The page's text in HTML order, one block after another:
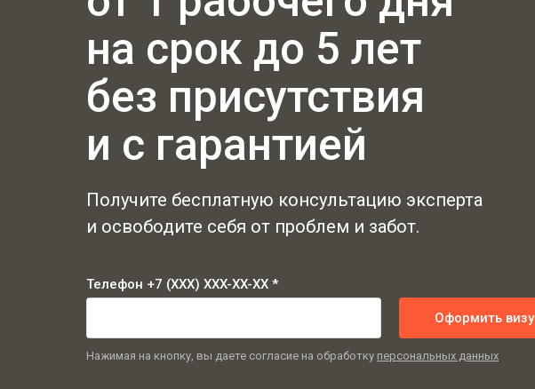
на срок до 5 лет
без присутствия
и с гарантией
Получите бесплатную консультацию эксперта
и освободите себя от проблем и забот.
Телефон +7 (XXX) XXX-XX-XX *
Оформить визу
Нажимая на кнопку, вы даете согласие на обработку персональных данных